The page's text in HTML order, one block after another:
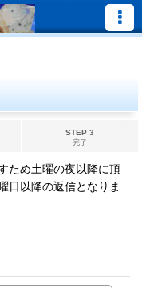
STEP 3
完了
ため土曜の夜以降に頂
日以降の返信となりま